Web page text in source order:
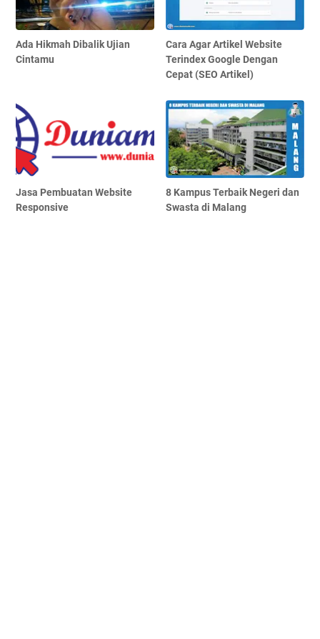
Ada Hikmah Dibalik Ujian
Cintamu
Cara Agar Artikel Website
Terindex Google Dengan
Cepat (SEO Artikel)
Jasa Pembuatan Website
Responsive
8 Kampus Terbaik Negeri dan
Swasta di Malang